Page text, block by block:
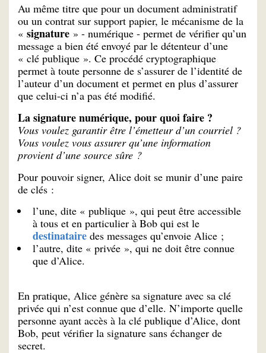
Au même titre que pour un document administratif
ou un contrat sur support papier, le mécanisme de la
« signature » - numérique - permet de vérifier qu’un
message a bien été envoyé par le détenteur d’une
« clé publique ». Ce procédé cryptographique
permet à toute personne de s’assurer de l’identité de
l’auteur d’un document et permet en plus d’assurer
que celui-ci n’a pas été modifié.
La signature numérique, pour quoi faire ?
Vous voulez garantir être l’émetteur d’un courriel ?
Vous voulez vous assurer qu’une information
provient d’une source sûre ?
Pour pouvoir signer, Alice doit se munir d’une paire
de clés :
l’une, dite « publique », qui peut être accessible
à tous et en particulier à Bob qui est le
destinataire des messages qu’envoie Alice ;
l’autre, dite « privée », qui ne doit être connue
que d’Alice.
En pratique, Alice génère sa signature avec sa clé
privée qui n’est connue que d’elle. N’importe quelle
personne ayant accès à la clé publique d’Alice, dont
Bob, peut vérifier la signature sans échanger de
secret.